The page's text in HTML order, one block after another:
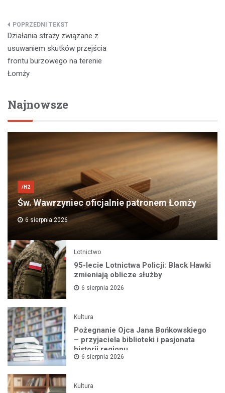
Nawigacja
wpisu
Działania straży związane z
usuwaniem skutków przejścia
frontu burzowego na terenie
Łomży
Najnowsze
/H2
Św. Wawrzyniec oficjalnie patronem Łomży
6 sierpnia 2026
Lotnictwo
95-lecie Lotnictwa Policji: Black Hawki
zmieniają oblicze służby
6 sierpnia 2026
Kultura
Pożegnanie Ojca Jana Bońkowskiego
– przyjaciela biblioteki i pasjonata
historii regionu
6 sierpnia 2026
Kultura